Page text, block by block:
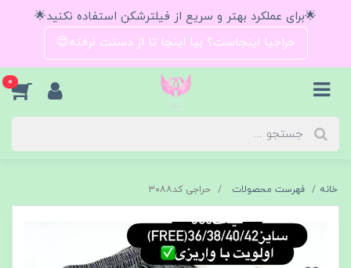
🌟برای عملکرد بهتر و سریع از فیلترشکن استفاده نکنید🌟
حراجیا اینجاست؟ بیا اینجا تا از دستت نرفته😍
0
خانه فهرست محصولات حراجی کد۳۰۸۸